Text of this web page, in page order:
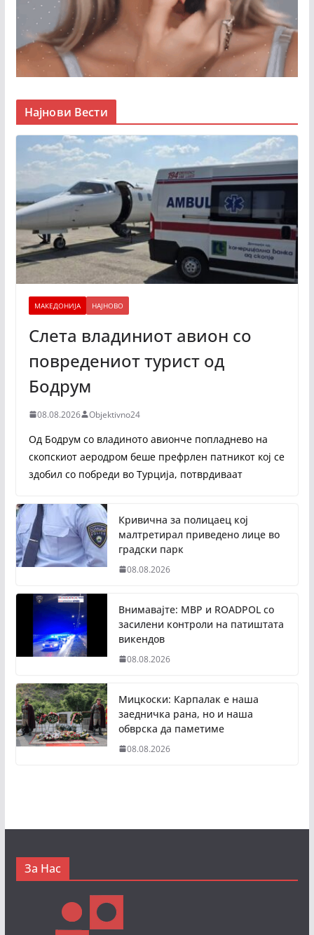
Најнови Вести
МАКЕДОНИЈА НАЈНОВО
Слета владиниот авион со
повредениот турист од
Бодрум
08.08.2026 Objektivno24
Од Бодрум со владиното авионче попладнево на
скопскиот аеродром беше префрлен патникот кој се
здобил со побреди во Турција, потврдиваат
Кривична за полицаец кој
малтретирал приведено лице во
градски парк
08.08.2026
Внимавајте: МВР и ROADPOL со
засилени контроли на патиштата
викендов
08.08.2026
Мицкоски: Карпалак е наша
заедничка рана, но и наша
обврска да паметиме
08.08.2026
За Нас